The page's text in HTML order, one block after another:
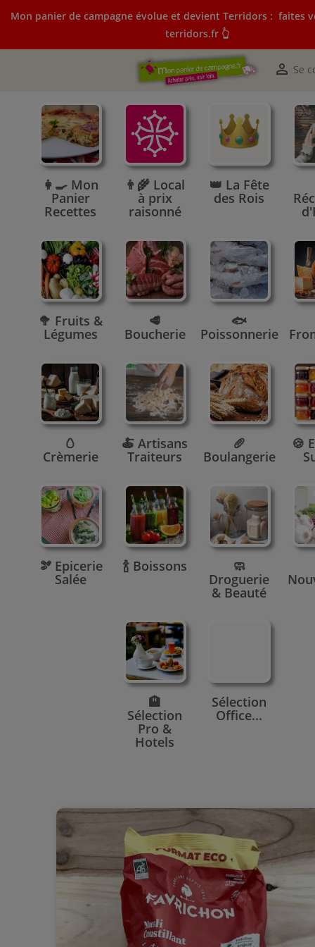
Mon panier de campagne évolue et devient Terridors : faites
terridors.fr 👆
 Se
Mon panier de campagne évolue et devient Terridors:
courses sur terridors.fr 👆
👩‍🍳 Mon
Panier
Recettes
👨‍🌾 Local
à prix
raisonné
👑 La Fête
des Rois
🥦 Fruits &
Légumes
🥩
Boucherie
🐟
Poissonnerie
🥚
Crèmerie
🍝 Artisans
Traiteurs
🥖
Boulangerie
🍪
🫘 Epicerie
Salée
🍾 Boissons 🧼
Droguerie
& Beauté
🏨
Sélection
Pro &
Hotels
Sélection
Office...